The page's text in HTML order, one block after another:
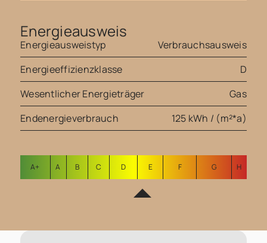
Energieausweis
Energieausweistyp
Verbrauchsausweis
Energieeffizienzklasse
D
Wesentlicher Energieträger
Gas
Endenergieverbrauch
125 kWh / (m²*a)
A+ A B C D E F G H